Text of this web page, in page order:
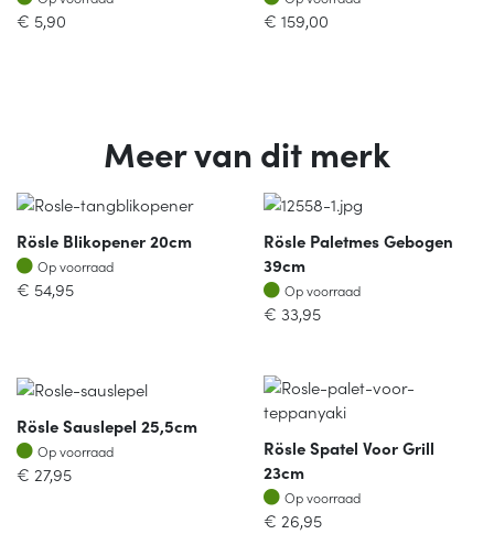
€ 5,90 € 159,00
Meer van dit merk
Rösle Blikopener 20cm
Op voorraad
Op voorraad
€ 54,95
Rösle Paletmes Gebogen
39cm
Op voorraad
Op voorraad
€ 33,95
Rösle Sauslepel 25,5cm
Op voorraad
Op voorraad
€ 27,95
Rösle Spatel Voor Grill
23cm
Op voorraad
Op voorraad
€ 26,95